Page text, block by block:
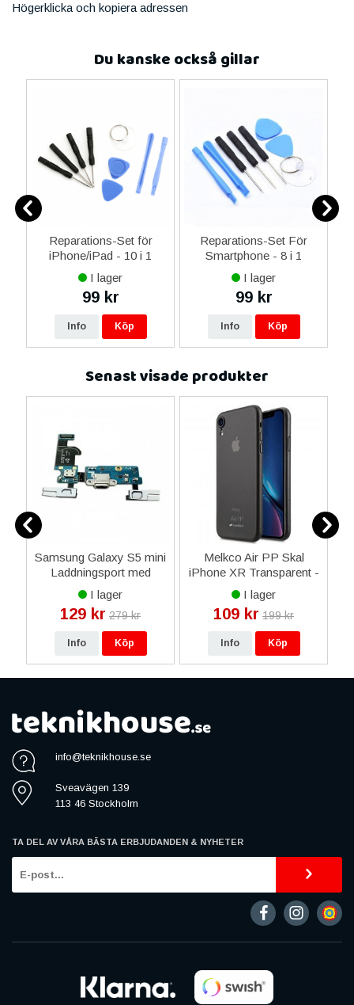
Högerklicka och kopiera adressen
Du kanske också gillar
Reparations-Set för
iPhone/iPad - 10 i 1
I lager
99 kr
Info Köp
Reparations-Set För
Smartphone - 8 i 1
I lager
99 kr
Info Köp
Senast visade produkter
Samsung Galaxy S5 mini
Laddningsport med
Flexkabel - (SM-G800F)
I lager
129 kr 279 kr
Info Köp
Melkco Air PP Skal
iPhone XR Transparent -
Svart
I lager
109 kr 199 kr
Info Köp
info@teknikhouse.se
Sveavägen 139
113 46 Stockholm
TA DEL AV VÅRA BÄSTA ERBJUDANDEN & NYHETER